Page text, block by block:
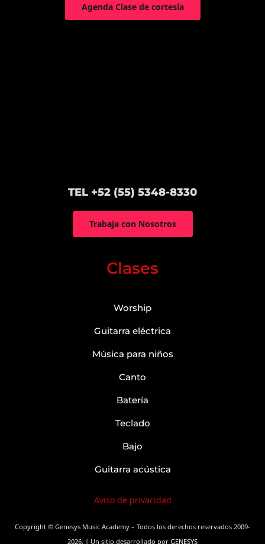
Agenda Clase de cortesía
TEL +52 (55) 5348-8330
Trabaja con Nosotros
Clases
Worship
Guitarra eléctrica
Música para niños
Canto
Batería
Teclado
Bajo
Guitarra acústica
Aviso de privacidad
Copyright © Genesys Music Academy – Todos los derechos reservados 2009-
2026. | Un sitio desarrollado por GENESYS